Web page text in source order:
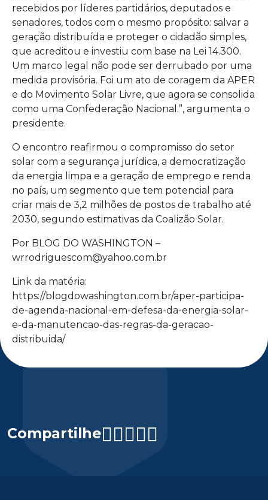
recebidos por líderes partidários, deputados e
senadores, todos com o mesmo propósito: salvar a
geração distribuída e proteger o cidadão simples,
que acreditou e investiu com base na Lei 14.300.
Um marco legal não pode ser derrubado por uma
medida provisória. Foi um ato de coragem da APER
e do Movimento Solar Livre, que agora se consolida
como uma Confederação Nacional.”, argumenta o
presidente.
O encontro reafirmou o compromisso do setor
solar com a segurança jurídica, a democratização
da energia limpa e a geração de emprego e renda
no país, um segmento que tem potencial para
criar mais de 3,2 milhões de postos de trabalho até
2030, segundo estimativas da Coalizão Solar.
Por BLOG DO WASHINGTON –
wrrodriguescom@yahoo.com.br
Link da matéria:
https://blogdowashington.com.br/aper-participa-
de-agenda-nacional-em-defesa-da-energia-solar-
e-da-manutencao-das-regras-da-geracao-
distribuida/
Compartilhe